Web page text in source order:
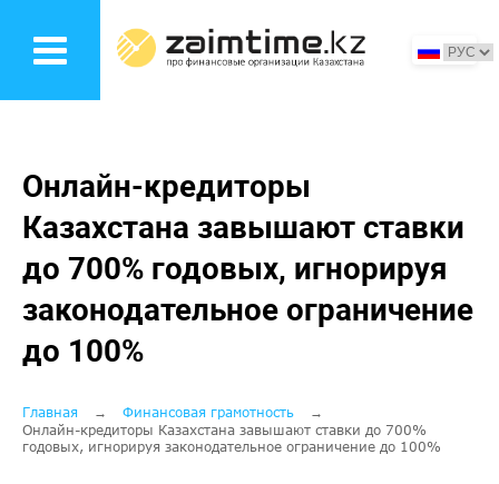
основному
Онлайн-кредиторы
Казахстана завышают ставки
до 700% годовых, игнорируя
законодательное ограничение
до 100%
Строка
навигации
Главная
Финансовая грамотность
Онлайн-кредиторы Казахстана завышают ставки до 700%
годовых, игнорируя законодательное ограничение до 100%